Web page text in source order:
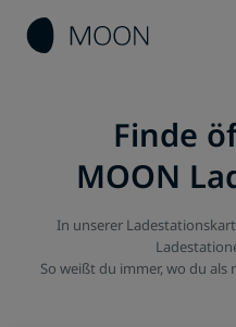
Finde
MOON
In unserer
So weißt du immer, wo du